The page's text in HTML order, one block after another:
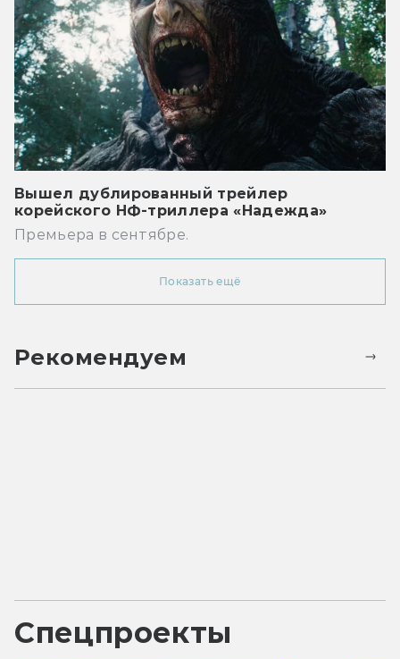
Вышел дублированный трейлер
корейского НФ-триллера «Надежда»
Премьера в сентябре.
Показать ещё
Рекомендуем
Спецпроекты